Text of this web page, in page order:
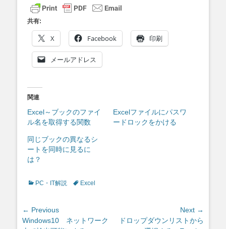
共有:
X Facebook 印刷
メールアドレス
関連
Excel～ブックのファイ
ル名を取得する関数
Excelファイルにパスワ
ードロックをかける
同じブックの異なるシ
ートを同時に見るに
は？
Categories
PC・IT解説 TagsExcel
投
稿
← Previous
Previous
Windows10 ネットワーク
Next →
Nextドロップダウンリストから